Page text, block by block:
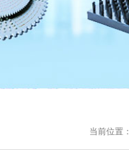
当前位置：